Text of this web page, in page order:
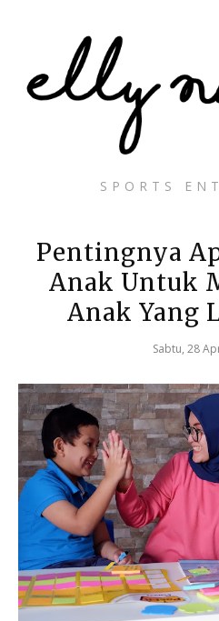
SPORTS
Pentingnya
Anak Untuk
Anak Yang
Sabtu, 28